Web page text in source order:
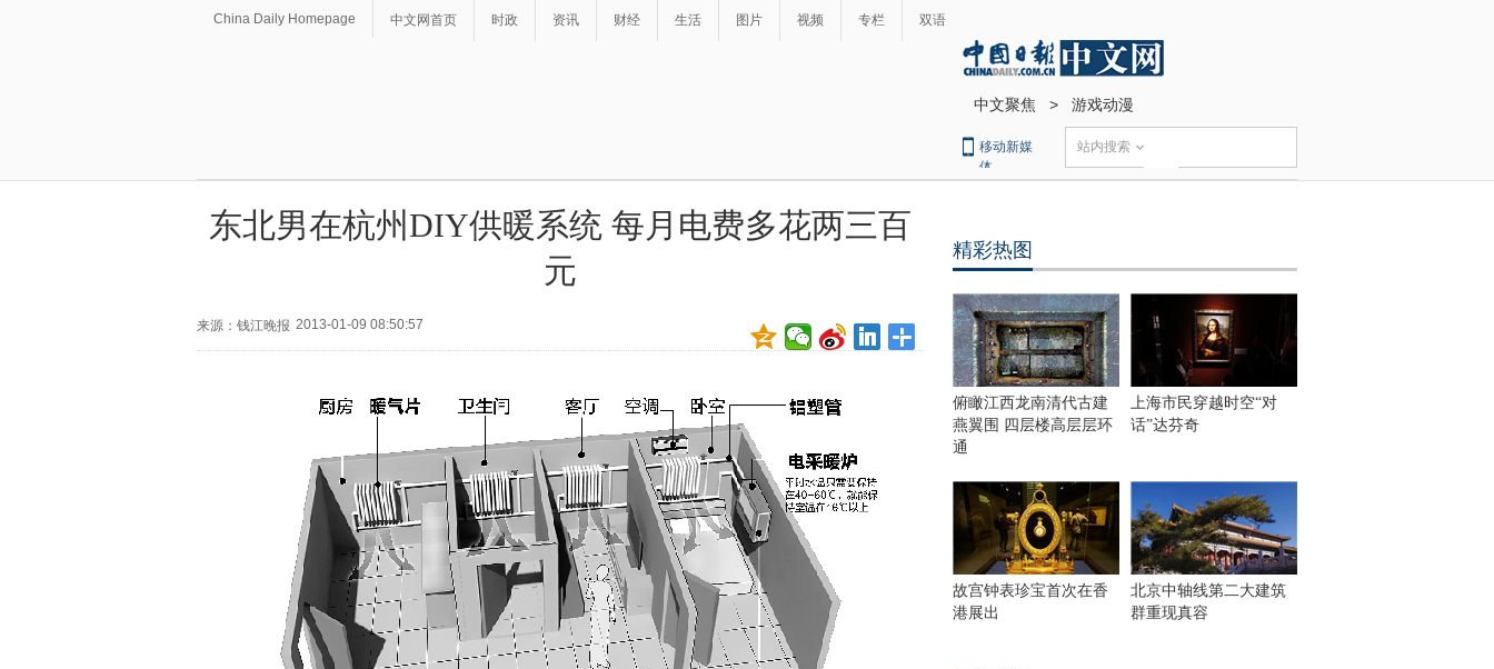
China Daily Homepage 中文网首页 时政 资讯 财经 生活 图片 视频 专栏 双语
中文聚焦 > 游戏动漫
移动新媒
体
站内搜索
东北男在杭州DIY供暖系统 每月电费多花两三百
元
来源：钱江晚报 2013-01-09 08:50:57
精彩热图
俯瞰江西龙南清代古建
燕翼围 四层楼高层层环
通
上海市民穿越时空“对
话”达芬奇
故宫钟表珍宝首次在香
港展出
北京中轴线第二大建筑
群重现真容